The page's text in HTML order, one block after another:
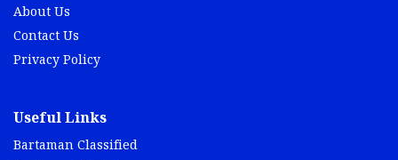
About Us
Contact Us
Privacy Policy
Useful Links
Bartaman Classified